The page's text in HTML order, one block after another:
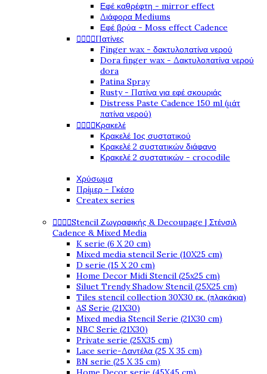
Εφέ καθρέφτη - mirror effect
Διάφορα Mediums
Εφέ βρύα - Moss effect Cadence
Πατίνες
Finger wax - δακτυλοπατίνα νερού
Dora finger wax - Δακτυλοπατίνα νερού
dora
Patina Spray
Rusty - Πατίνα για εφέ σκουριάς
Distress Paste Cadence 150 ml (μάτ
πατίνα νερού)
Κρακελέ
Κρακελέ 1ος συστατικού
Κρακελέ 2 συστατικών διάφανο
Κρακελέ 2 συστατικών - crocodile
Χρύσωμα
Πρίμερ - Γκέσο
Createx series
Stencil Ζωγραφικής & Decoupage | Στένσιλ
Cadence & Mixed Media
K serie (6 X 20 cm)
Mixed media stencil Serie (10X25 cm)
D serie (15 X 20 cm)
Home Decor Midi Stencil (25x25 cm)
Siluet Trendy Shadow Stencil (25X25 cm)
Tiles stencil collection 30X30 εκ. (πλακάκια)
AS Serie (21X30)
Mixed media Stencil Serie (21X30 cm)
NBC Serie (21X30)
Private serie (25X35 cm)
Lace serie-Δαντέλα (25 X 35 cm)
BN serie (25 X 35 cm)